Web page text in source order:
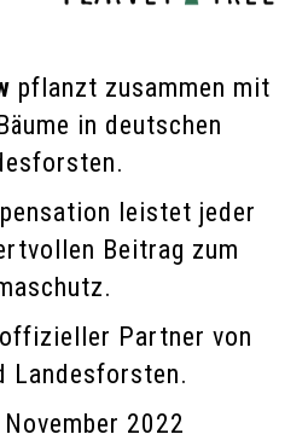
pflanzt zusammen mit
in deutschen
leistet jeder
Beitrag zum
Partner von
Landesforsten.
2022